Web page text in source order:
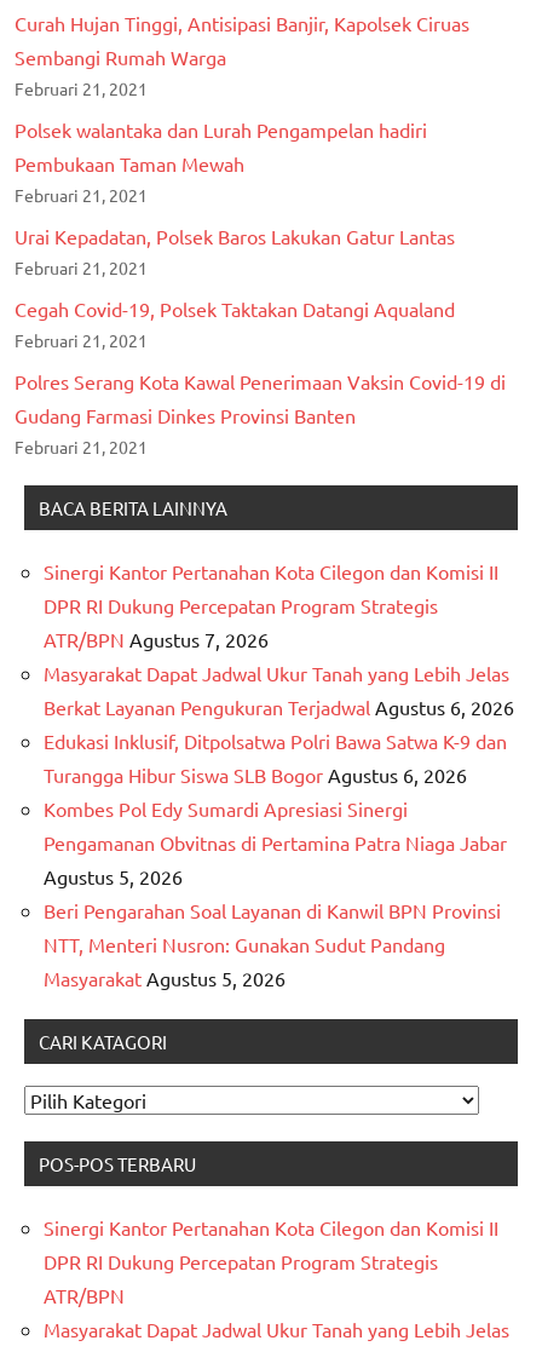
Curah Hujan Tinggi, Antisipasi Banjir, Kapolsek Ciruas
Sembangi Rumah Warga
Februari 21, 2021
Polsek walantaka dan Lurah Pengampelan hadiri
Pembukaan Taman Mewah
Februari 21, 2021
Urai Kepadatan, Polsek Baros Lakukan Gatur Lantas
Februari 21, 2021
Cegah Covid-19, Polsek Taktakan Datangi Aqualand
Februari 21, 2021
Polres Serang Kota Kawal Penerimaan Vaksin Covid-19 di
Gudang Farmasi Dinkes Provinsi Banten
Februari 21, 2021
BACA BERITA LAINNYA
Sinergi Kantor Pertanahan Kota Cilegon dan Komisi II
DPR RI Dukung Percepatan Program Strategis
ATR/BPN Agustus 7, 2026
Masyarakat Dapat Jadwal Ukur Tanah yang Lebih Jelas
Berkat Layanan Pengukuran Terjadwal Agustus 6, 2026
Edukasi Inklusif, Ditpolsatwa Polri Bawa Satwa K-9 dan
Turangga Hibur Siswa SLB Bogor Agustus 6, 2026
Kombes Pol Edy Sumardi Apresiasi Sinergi
Pengamanan Obvitnas di Pertamina Patra Niaga Jabar
Agustus 5, 2026
Beri Pengarahan Soal Layanan di Kanwil BPN Provinsi
NTT, Menteri Nusron: Gunakan Sudut Pandang
Masyarakat Agustus 5, 2026
CARI KATAGORI
CARI
POS-POS TERBARU
Sinergi Kantor Pertanahan Kota Cilegon dan Komisi II
DPR RI Dukung Percepatan Program Strategis
ATR/BPN
Masyarakat Dapat Jadwal Ukur Tanah yang Lebih Jelas